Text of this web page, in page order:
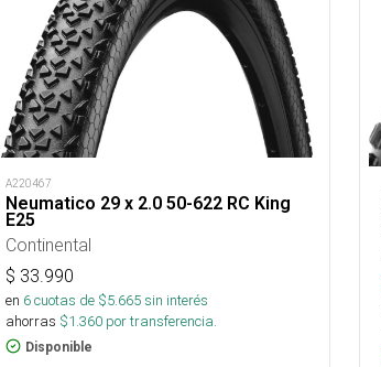
A220467
Neumatico 29 x 2.0 50-622 RC King
E25
Continental
$ 33.990
en 6cuotas de $5.665sin interés
ahorras $1.360por transferencia.
Disponible